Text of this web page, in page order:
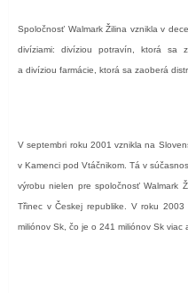
Spoločnosť Walmark Žilina vznikla v
divíziami: divíziou potravín, ktorá sa
a divíziou farmácie, ktorá sa zaoberá
V septembri roku 2001 vznikla na
v Kamenci pod Vtáčnikom. Tá v
výrobu nielen pre spoločnosť Walmark
Třinec v Českej republike. V roku
miliónov Sk, čo je o 241 miliónov Sk viac